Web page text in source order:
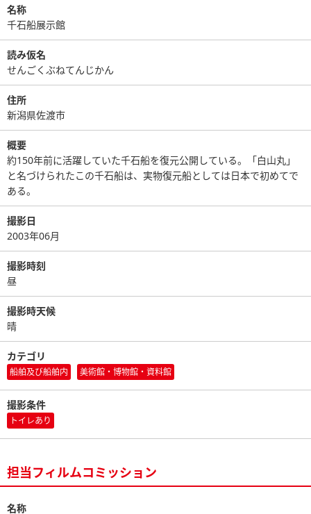
名称
千石船展示館
読み仮名
せんごくぶねてんじかん
住所
新潟県佐渡市
概要
約150年前に活躍していた千石船を復元公開している。「白山丸」
と名づけられたこの千石船は、実物復元船としては日本で初めてで
ある。
撮影日
2003年06月
撮影時刻
昼
撮影時天候
晴
カテゴリ
船舶及び船舶内 美術館・博物館・資料館
撮影条件
トイレあり
担当フィルムコミッション
名称